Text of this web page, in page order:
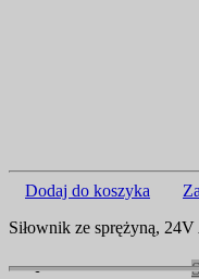
Dodaj do koszyka
Siłownik ze sprężyną,